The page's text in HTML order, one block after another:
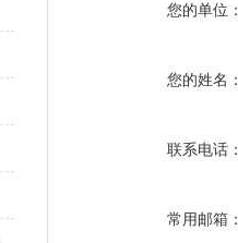
您的单位：
您的姓名：
联系电话：
常用邮箱：